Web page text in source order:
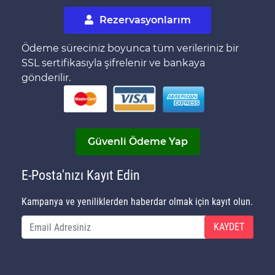
Rezervasyonlarım
Ödeme süreciniz boyunca tüm verileriniz bir
SSL sertifikasıyla şifrelenir ve bankaya
gönderilir.
Güvenli Ödeme Yap
E-Posta'nızı Kayıt Edin
Kampanya ve yeniliklerden haberdar olmak için kayıt olun.
KAYDET